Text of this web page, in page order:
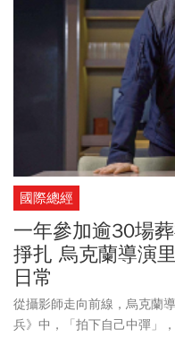
國際總經
一年參加逾30場
掙扎 烏克蘭導演
日常
從攝影師走向前線，烏克蘭
兵》中，「拍下自己中彈」